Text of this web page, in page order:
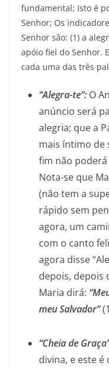
fundamental; Isto é
Senhor; Os
Senhor são: (1) a
apóio fiel do Senhor.
cada uma das três
“Alegra-te”: O
anúncio será
alegria; que a
mais íntimo de
fim não
Nota-se que
(não tem a
rápido sem
agora, um
com o canto
agora disse
depois, depois
Maria dirá:
meu Salvador”
“Cheia de
divina, e este